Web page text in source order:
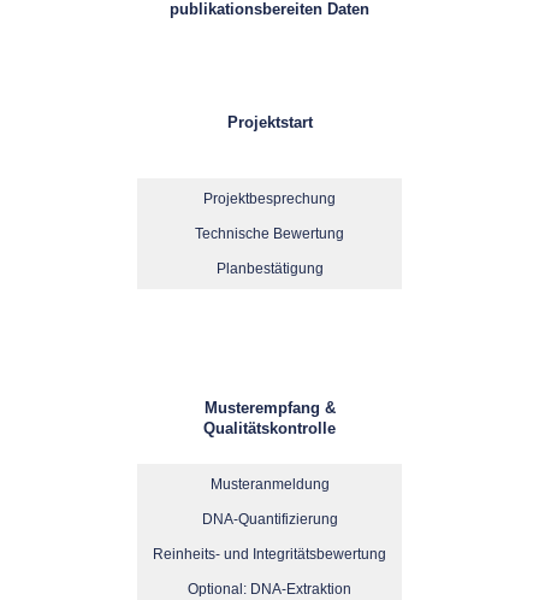
publikationsbereiten Daten
Projektstart
Projektbesprechung
Technische Bewertung
Planbestätigung
Musterempfang &
Qualitätskontrolle
Musteranmeldung
DNA-Quantifizierung
Reinheits- und Integritätsbewertung
Optional: DNA-Extraktion